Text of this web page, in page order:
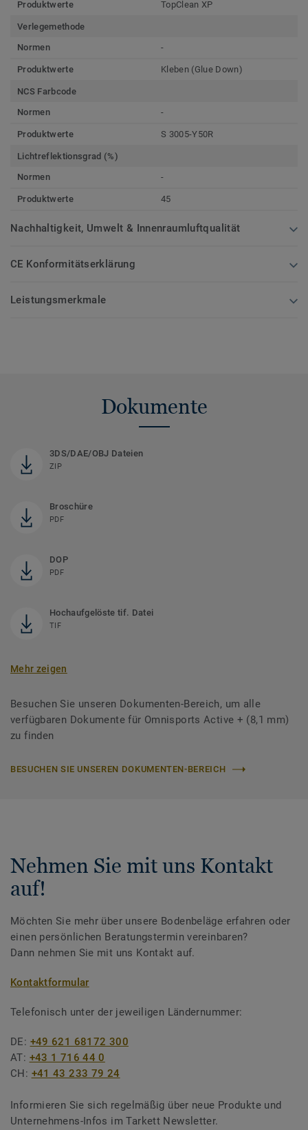
Produktwerte TopClean XP
Verlegemethode
Normen
-
Produktwerte Kleben (Glue Down)
NCS Farbcode
Normen
-
Produktwerte S 3005-Y50R
Lichtreflektionsgrad (%)
Normen
-
Produktwerte 45
Nachhaltigkeit, Umwelt & Innenraumluftqualität
CE Konformitätserklärung
Leistungsmerkmale
Dokumente
3DS/DAE/OBJ Dateien
ZIP
Broschüre
PDF
DOP
PDF
Hochaufgelöste tif. Datei
TIF
Mehr zeigen
Besuchen Sie unseren Dokumenten-Bereich, um alle
verfügbaren Dokumente für Omnisports Active + (8,1 mm)
zu finden
BESUCHEN SIE UNSEREN DOKUMENTEN-BEREICH
Nehmen Sie mit uns Kontakt
auf!
Möchten Sie mehr über unsere Bodenbeläge erfahren oder
einen persönlichen Beratungstermin vereinbaren?
Dann nehmen Sie mit uns Kontakt auf.
Kontaktformular
Telefonisch unter der jeweiligen Ländernummer:
DE: +49 621 68172 300
AT: +43 1 716 44 0
CH: +41 43 233 79 24
Informieren Sie sich regelmäßig über neue Produkte und
Unternehmens-Infos im Tarkett Newsletter.